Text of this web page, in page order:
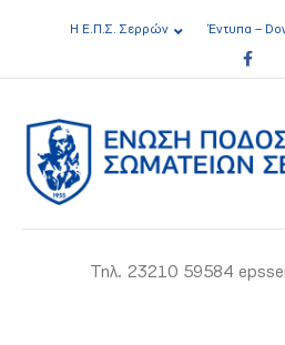
Η Ε.Π.Σ. Σερρών Έντυπα –
Facebook
Τηλ. 23210 59584